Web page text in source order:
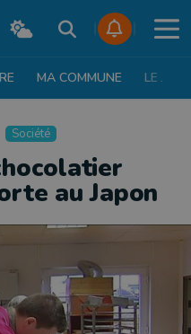
MA COMMUNE LE JT
Société
au Japon